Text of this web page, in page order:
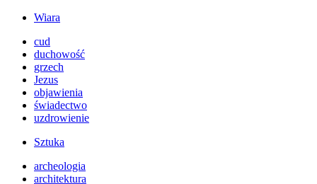
Wiara
cud
duchowość
grzech
Jezus
objawienia
świadectwo
uzdrowienie
Sztuka
archeologia
architektura